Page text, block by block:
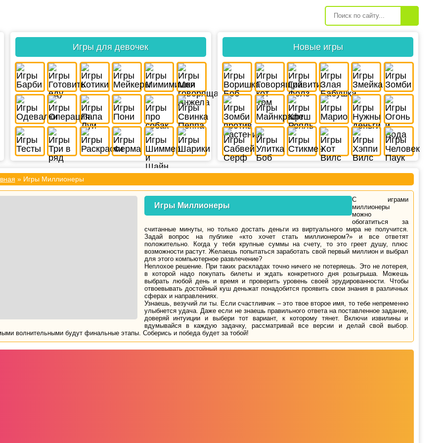
Игры для девочек Новые игры
» Игры Миллионеры
Игры Миллионеры
С играми
миллионеры
можно
обогатиться за
считанные минуты, но только достать деньги из виртуального мира не получится.
Задай вопрос на публике «кто хочет стать миллионером?» и все ответят
положительно. Когда у тебя крупные суммы на счету, то это греет душу, плюс
возможности растут. Желаешь попытаться заработать свой первый миллион и выбрал
для этого компьютерное развлечение?
Неплохое решение. При таких раскладах точно ничего не потеряешь. Это не лотерея,
в которой надо покупать билеты и ждать конкретного дня розыгрыша. Можешь
выбрать любой день и время и проверить уровень своей эрудированности. Чтобы
отвоевывать достойный куш деньжат понадобится проявить свои знания в различных
сферах и направлениях.
Узнаешь, везучий ли ты. Если счастливчик – это твое второе имя, то тебе непременно
улыбнется удача. Даже если не знаешь правильного ответа на поставленное задание,
доверяй интуиции и выбери тот вариант, к которому тянет. Включи извилины и
вдумывайся в каждую задачку, рассматривай все версии и делай свой выбор.
волнительными будут финальные этапы. Соберись и победа будет за тобой!